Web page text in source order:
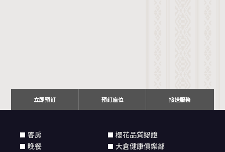
立即預訂 預訂座位 接送服務
客房
晚餐
櫻花品質認證
大倉健康俱樂部